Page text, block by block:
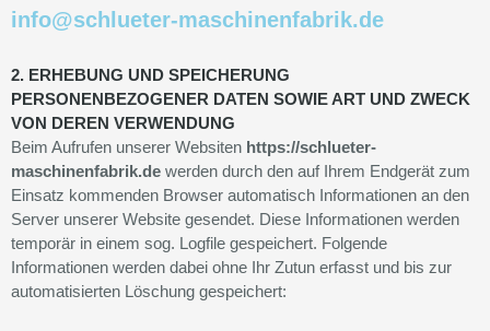
info@schlueter-maschinenfabrik.de
2. ERHEBUNG UND SPEICHERUNG
PERSONENBEZOGENER DATEN SOWIE ART UND ZWECK
VON DEREN VERWENDUNG
Beim Aufrufen unserer Websiten https://schlueter-
maschinenfabrik.de werden durch den auf Ihrem Endgerät zum
Einsatz kommenden Browser automatisch Informationen an den
Server unserer Website gesendet. Diese Informationen werden
temporär in einem sog. Logfile gespeichert. Folgende
Informationen werden dabei ohne Ihr Zutun erfasst und bis zur
automatisierten Löschung gespeichert: